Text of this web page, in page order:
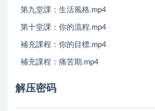
第九堂課：生活風格.mp4
第十堂課：你的流程.mp4
補充課程：你的目標.mp4
補充課程：痛苦期.mp4
解压密码